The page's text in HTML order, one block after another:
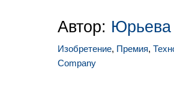
Автор: Юрьева
Изобретение, Премия,
Company